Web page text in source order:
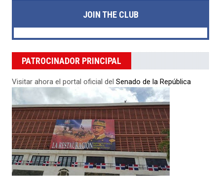
JOIN THE CLUB
PATROCINADOR PRINCIPAL
Visitar ahora el portal oficial del Senado de la República